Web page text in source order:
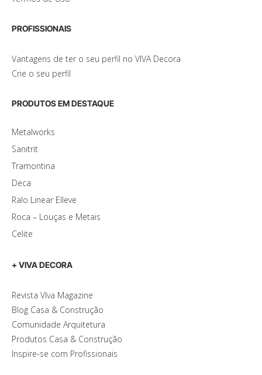
PROFISSIONAIS
Vantagens de ter o seu perfil no VIVA Decora
Crie o seu perfil
PRODUTOS EM DESTAQUE
Metalworks
Sanitrit
Tramontina
Deca
Ralo Linear Elleve
Roca – Louças e Metais
Celite
+ VIVA DECORA
Revista VIva Magazine
Blog Casa & Construção
Comunidade Arquitetura
Produtos Casa & Construção
Inspire-se com Profissionais